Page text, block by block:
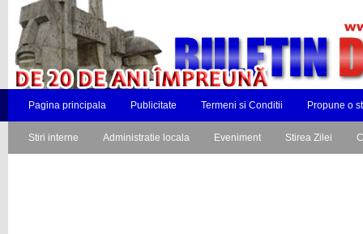
Pagina principala Publicitate Termeni si Conditii Propune o
Stiri interne Administratie locala Eveniment Stirea Zilei